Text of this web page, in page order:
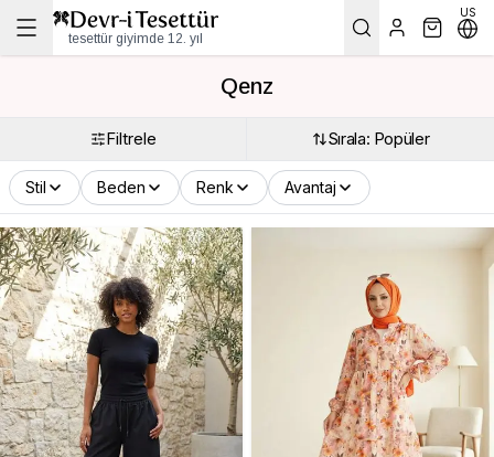
tesettür giyimde 12. yıl
US
Qenz
Filtrele Sırala: Popüler
Stil Beden Renk Avantaj